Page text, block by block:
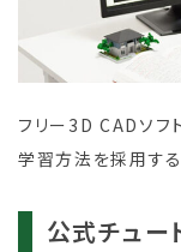
フリー3D CADソフ
学習方法を採用する
公式チュー